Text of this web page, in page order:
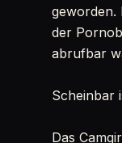
geworden.
der
abrufbar
Scheinbar
Das